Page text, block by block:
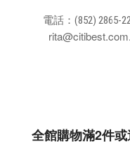
電話：(852) 2865-
全館購物滿2件